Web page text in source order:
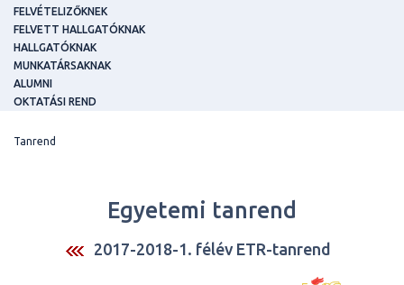
FELVÉTELIZŐKNEK
FELVETT HALLGATÓKNAK
HALLGATÓKNAK
MUNKATÁRSAKNAK
ALUMNI
OKTATÁSI REND
Tanrend
Egyetemi tanrend
2017-2018-1. félév ETR-tanrend